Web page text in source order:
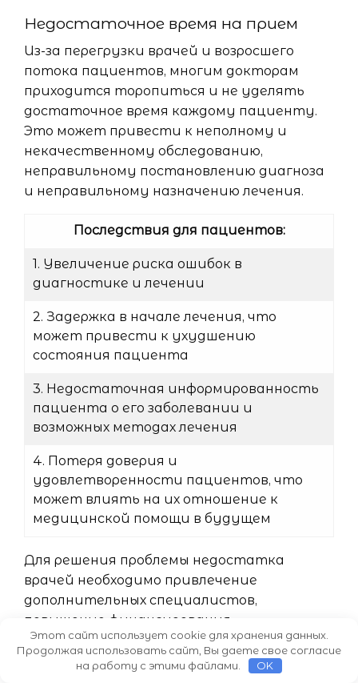
Недостаточное время на прием
Из-за перегрузки врачей и возросшего
потока пациентов, многим докторам
приходится торопиться и не уделять
достаточное время каждому пациенту.
Это может привести к неполному и
некачественному обследованию,
неправильному постановлению диагноза
и неправильному назначению лечения.
Последствия для пациентов:
1. Увеличение риска ошибок в
диагностике и лечении
2. Задержка в начале лечения, что
может привести к ухудшению
состояния пациента
3. Недостаточная информированность
пациента о его заболевании и
возможных методах лечения
4. Потеря доверия и
удовлетворенности пациентов, что
может влиять на их отношение к
медицинской помощи в будущем
Для решения проблемы недостатка
врачей необходимо привлечение
дополнительных специалистов,
повышение финансирования
здравоохранения и оптимизация
процессов приема пациентов.
Этот сайт использует cookie для хранения данных.
Продолжая использовать сайт, Вы даете свое согласие
на работу с этими файлами.
OK